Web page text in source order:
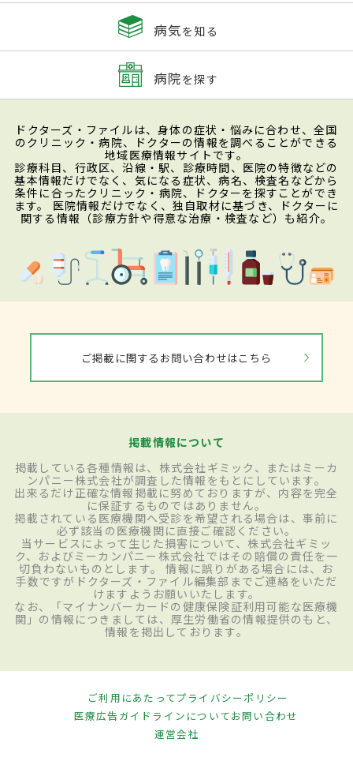
病気を知る
病院を探す
ドクターズ・ファイルは、身体の症状・悩みに合わせ、全国
のクリニック・病院、ドクターの情報を調べることができる
地域医療情報サイトです。
診療科目、行政区、沿線・駅、診療時間、医院の特徴などの
基本情報だけでなく、気になる症状、病名、検査名などから
条件に合ったクリニック・病院、ドクターを探すことができ
ます。 医院情報だけでなく、独自取材に基づき、ドクターに
関する情報（診療方針や得意な治療・検査など）も紹介。
ご掲載に関するお問い合わせはこちら
掲載情報について
掲載している各種情報は、株式会社ギミック、またはミーカ
ンパニー株式会社が調査した情報をもとにしています。
出来るだけ正確な情報掲載に努めておりますが、内容を完全
に保証するものではありません。
掲載されている医療機関へ受診を希望される場合は、事前に
必ず該当の医療機関に直接ご確認ください。
当サービスによって生じた損害について、株式会社ギミッ
ク、およびミーカンパニー株式会社ではその賠償の責任を一
切負わないものとします。 情報に誤りがある場合には、お
手数ですがドクターズ・ファイル編集部までご連絡をいただ
けますようお願いいたします。
なお、「マイナンバーカードの健康保険証利用可能な医療機
関」の情報につきましては、厚生労働省の情報提供のもと、
情報を掲出しております。
ご利用にあたってプライバシーポリシー
医療広告ガイドラインについてお問い合わせ
運営会社